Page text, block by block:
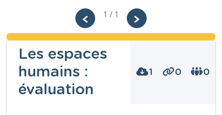
1 / 1
Les espaces
humains :
évaluation
1 0 0